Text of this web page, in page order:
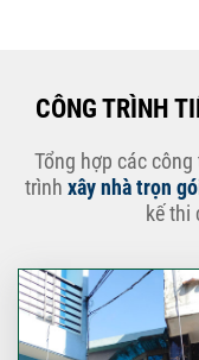
CÔNG TRÌNH
Tổng hợp các
trình xây nhà trọn
kế thi